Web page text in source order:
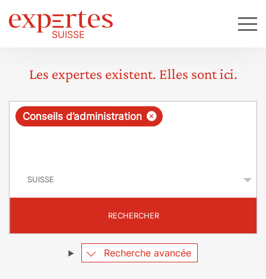
Les expertes existent. Elles sont ici.
R
ê
e
×
Conseils d’administration
RECHERCHER
Recherche avancée